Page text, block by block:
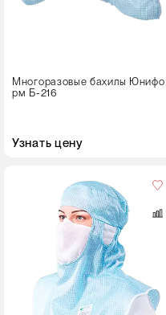
170-176
Многоразовые бахилы Юнифо
рм Б-216
Узнать цену
56-58
64-66
170-176